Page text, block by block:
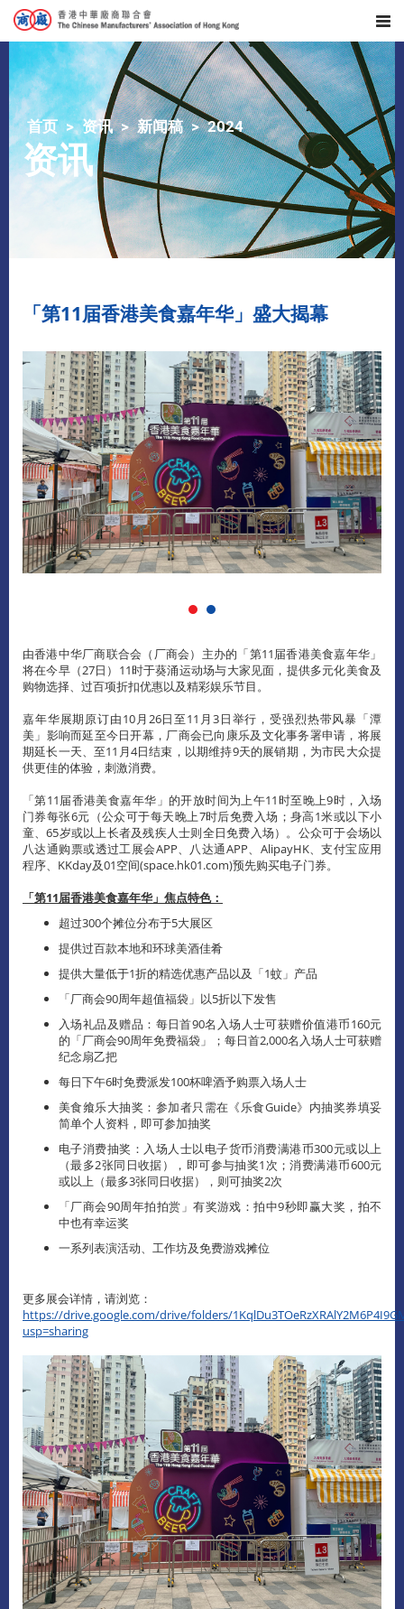
首页 资讯 新闻稿 2024
资讯
「第11届香港美食嘉年华」盛大揭幕
由香港中华厂商联合会（厂商会）主办的「第11届香港美食嘉年华」
将在今早（27日）11时于葵涌运动场与大家见面，提供多元化美食及
购物选择、过百项折扣优惠以及精彩娱乐节目。
嘉年华展期原订由10月26日至11月3日举行，受强烈热带风暴「潭
美」影响而延至今日开幕，厂商会已向康乐及文化事务署申请，将展
期延长一天、至11月4日结束，以期维持9天的展销期，为市民大众提
供更佳的体验，刺激消费。
「第11届香港美食嘉年华」的开放时间为上午11时至晚上9时，入场
门券每张6元（公众可于每天晚上7时后免费入场；身高1米或以下小
童、65岁或以上长者及残疾人士则全日免费入场）。公众可于会场以
八达通购票或透过工展会APP、八达通APP、AlipayHK、支付宝应用
程序、KKday及01空间(space.hk01.com)预先购买电子门券。
「第11届香港美食嘉年华」焦点特色：
超过300个摊位分布于5大展区
提供过百款本地和环球美酒佳肴
提供大量低于1折的精选优惠产品以及「1蚊」产品
「厂商会90周年超值福袋」以5折以下发售
入场礼品及赠品：每日首90名入场人士可获赠价值港币160元
的「厂商会90周年免费福袋」；每日首2,000名入场人士可获赠
纪念扇乙把
每日下午6时免费派发100杯啤酒予购票入场人士
美食飨乐大抽奖：参加者只需在《乐食Guide》内抽奖券填妥
简单个人资料，即可参加抽奖
电子消费抽奖：入场人士以电子货币消费满港币300元或以上
（最多2张同日收据），即可参与抽奖1次；消费满港币600元
或以上（最多3张同日收据），则可抽奖2次
「厂商会90周年拍拍赏」有奖游戏：拍中9秒即赢大奖，拍不
中也有幸运奖
一系列表演活动、工作坊及免费游戏摊位
更多展会详情，请浏览：
https://drive.google.com/drive/folders/
usp=sharing